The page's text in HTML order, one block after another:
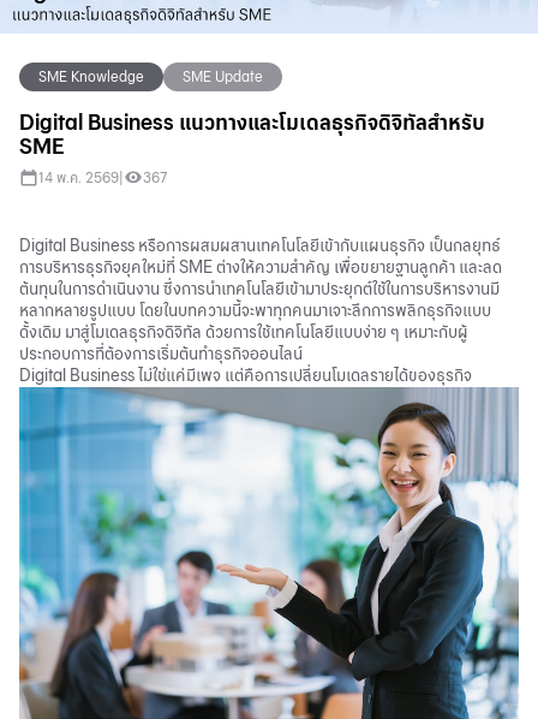
SME Knowledge SME Update
Digital Business แนวทางและโมเดลธุรกิจดิจิทัลสำหรับ
SME
14 พ.ค. 2569 367
Digital Business หรือการผสมผสานเทคโนโลยีเข้ากับแผนธุรกิจ เป็นกลยุทธ์
การบริหารธุรกิจยุคใหม่ที่ SME ต่างให้ความสำคัญ เพื่อขยายฐานลูกค้า และลด
ต้นทุนในการดำเนินงาน ซึ่งการนำเทคโนโลยีเข้ามาประยุกต์ใช้ในการบริหารงานมี
หลากหลายรูปแบบ โดยในบทความนี้จะพาทุกคนมาเจาะลึกการพลิกธุรกิจแบบ
ดั้งเดิม มาสู่โมเดลธุรกิจดิจิทัล ด้วยการใช้เทคโนโลยีแบบง่าย ๆ เหมาะกับผู้
ประกอบการที่ต้องการเริ่มต้นทำธุรกิจออนไลน์
Digital Business ไม่ใช่แค่มีเพจ แต่คือการเปลี่ยนโมเดลรายได้ของธุรกิจ